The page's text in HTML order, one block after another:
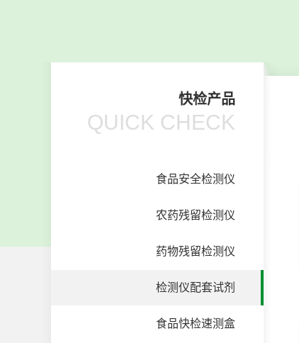
快检产品
QUICK CHECK
食品安全检测仪
农药残留检测仪
药物残留检测仪
检测仪配套试剂
食品快检速测盒